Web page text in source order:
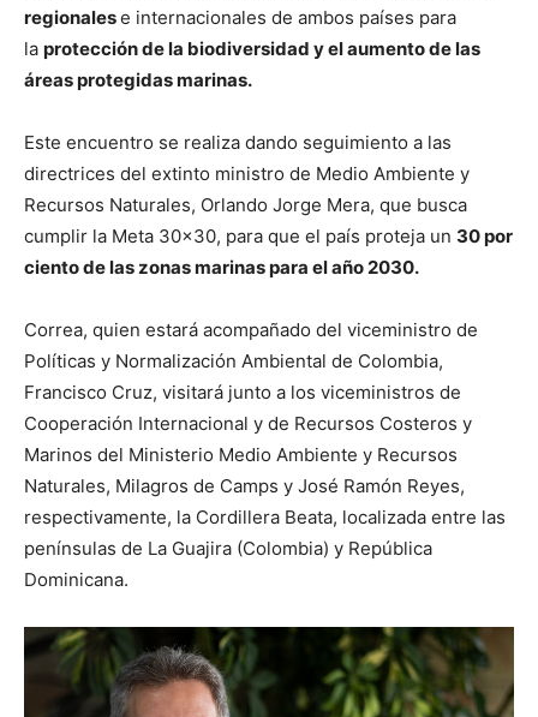
regionalese internacionales de ambos países para
la protección de la biodiversidad y el aumento de las
áreas protegidas marinas.
Este encuentro se realiza dando seguimiento a las
directrices del extinto ministro de Medio Ambiente y
Recursos Naturales, Orlando Jorge Mera, que busca
cumplir la Meta 30×30, para que el país proteja un 30 por
ciento de las zonas marinas para el año 2030.
Correa, quien estará acompañado del viceministro de
Políticas y Normalización Ambiental de Colombia,
Francisco Cruz, visitará junto a los viceministros de
Cooperación Internacional y de Recursos Costeros y
Marinos del Ministerio Medio Ambiente y Recursos
Naturales, Milagros de Camps y José Ramón Reyes,
respectivamente, la Cordillera Beata, localizada entre las
penínsulas de La Guajira (Colombia) y República
Dominicana.